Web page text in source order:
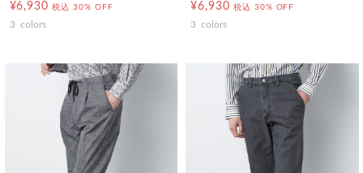
¥6,930 税込 30% OFF
3 colors
¥6,930 税込 30% OFF
3 colors